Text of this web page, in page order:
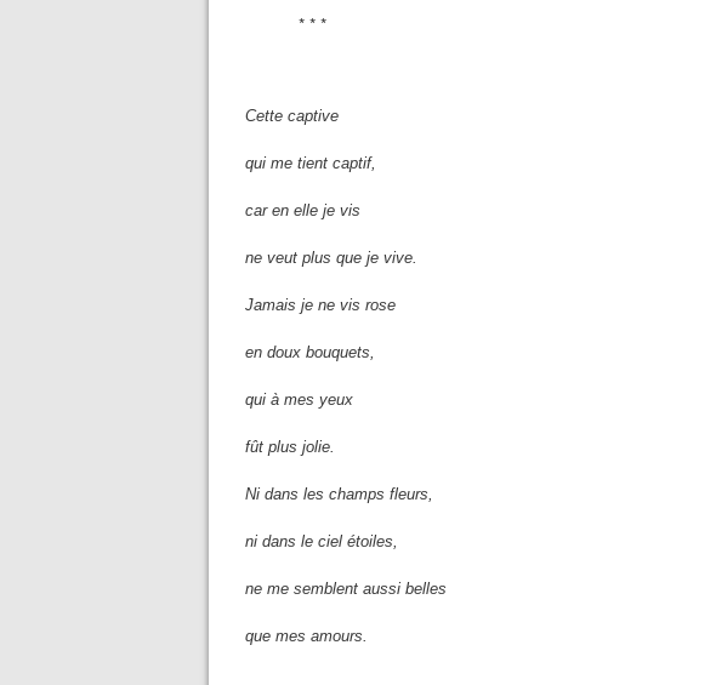
* * *
Cette captive
qui me tient captif,
car en elle je vis
ne veut plus que je vive.
Jamais je ne vis rose
en doux bouquets,
qui à mes yeux
fût plus jolie.
Ni dans les champs fleurs,
ni dans le ciel étoiles,
ne me semblent aussi belles
que mes amours.